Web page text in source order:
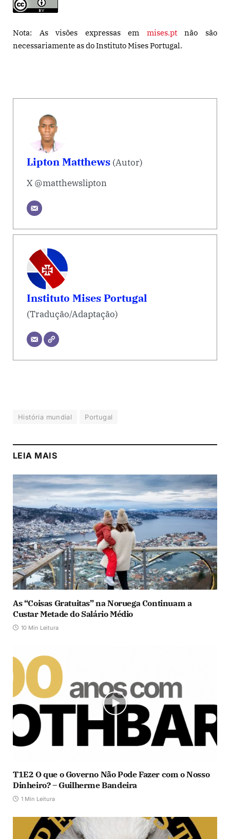
Nota: As visões expressas em mises.ptnão são
necessariamente as do Instituto Mises Portugal.
Lipton Matthews(Autor)
X @matthewslipton
Instituto Mises Portugal
(Tradução/Adaptação)
História mundial Portugal
LEIA MAIS
As “Coisas Gratuitas” na Noruega Continuam a
Custar Metade do Salário Médio
10 Min Leitura
T1E2 O que o Governo Não Pode Fazer com o Nosso
Dinheiro? – Guilherme Bandeira
1 Min Leitura